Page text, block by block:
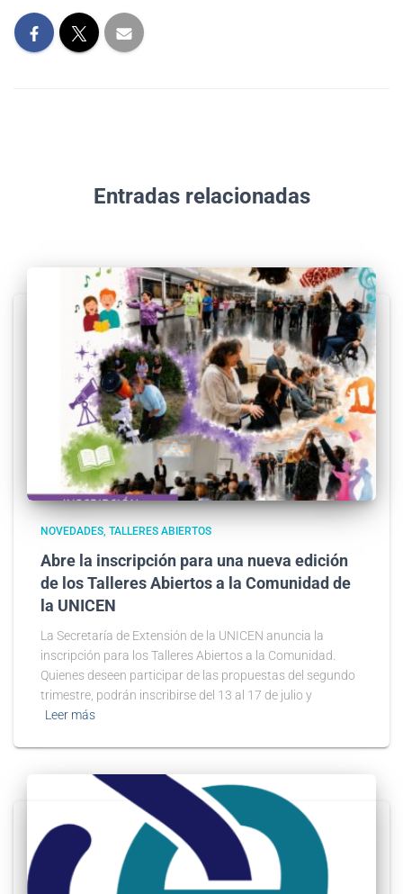
Entradas relacionadas
NOVEDADES TALLERES ABIERTOS
Abre la inscripción para una nueva edición
de los Talleres Abiertos a la Comunidad de
la UNICEN
La Secretaría de Extensión de la UNICEN anuncia la
inscripción para los Talleres Abiertos a la Comunidad.
Quienes deseen participar de las propuestas del segundo
trimestre, podrán inscribirse del 13 al 17 de julio y
Leer más